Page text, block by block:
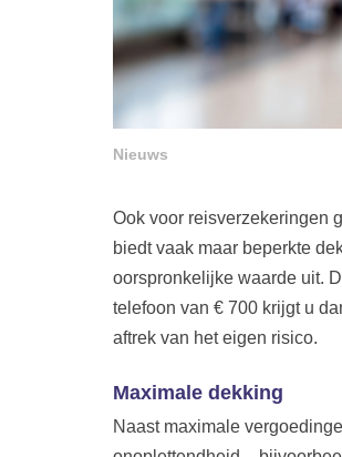
Nieuws
Ook voor reisverzekeringen
biedt vaak maar beperkte
oorspronkelijke waarde uit.
telefoon van € 700 krijgt u
aftrek van het eigen risico.
Maximale dekking
Naast maximale